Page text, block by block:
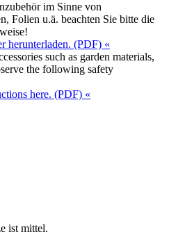
im Sinne von
Folien u.ä. beachten Sie bitte die
herunterladen. (PDF) «
such as garden materials,
the following safety
here. (PDF) «
ist mittel.